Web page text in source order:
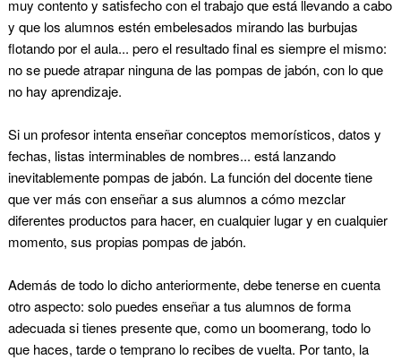
muy contento y satisfecho con el trabajo que está llevando a cabo
y que los alumnos estén embelesados mirando las burbujas
flotando por el aula... pero el resultado final es siempre el mismo:
no se puede atrapar ninguna de las pompas de jabón, con lo que
no hay aprendizaje.
Si un profesor intenta enseñar conceptos memorísticos, datos y
fechas, listas interminables de nombres... está lanzando
inevitablemente pompas de jabón. La función del docente tiene
que ver más con enseñar a sus alumnos a cómo mezclar
diferentes productos para hacer, en cualquier lugar y en cualquier
momento, sus propias pompas de jabón.
Además de todo lo dicho anteriormente, debe tenerse en cuenta
otro aspecto: solo puedes enseñar a tus alumnos de forma
adecuada si tienes presente que, como un boomerang, todo lo
que haces, tarde o temprano lo recibes de vuelta. Por tanto, la